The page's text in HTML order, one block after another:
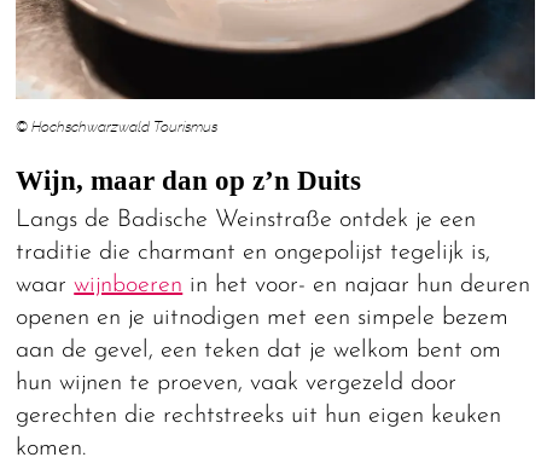
© Hochschwarzwald Tourismus
Wijn, maar dan op z’n Duits
Langs de Badische Weinstraße ontdek je een
traditie die charmant en ongepolijst tegelijk is,
waarwijnboeren in het voor- en najaar hun deuren
openen en je uitnodigen met een simpele bezem
aan de gevel, een teken dat je welkom bent om
hun wijnen te proeven, vaak vergezeld door
gerechten die rechtstreeks uit hun eigen keuken
komen.